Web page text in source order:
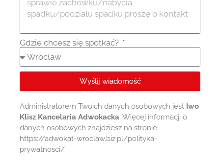
Gdzie chcesz się spotkać?
Wyślij wiadomość
Administratorem Twoich danych osobowych jest Iwo
Klisz Kancelaria Adwokacka. Więcej informacji o
danych osobowych znajdziesz na stronie:
https://adwokat-wroclaw.biz.pl/polityka-
prywatnosci/